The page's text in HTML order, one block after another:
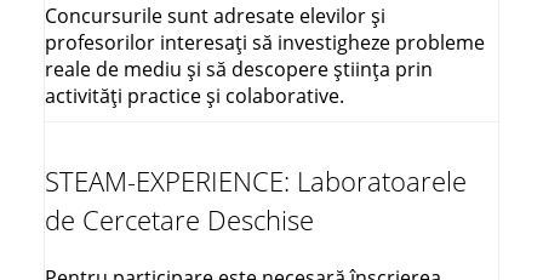
Concursurile sunt adresate elevilor și
profesorilor interesați să investigheze probleme
reale de mediu și să descopere știința prin
activități practice și colaborative.
STEAM-EXPERIENCE: Laboratoarele
de Cercetare Deschise